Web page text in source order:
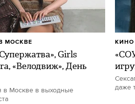
Girls
«Велодвиж», День
в Москве в выходные
МОСКВЕ
даже
КИНО